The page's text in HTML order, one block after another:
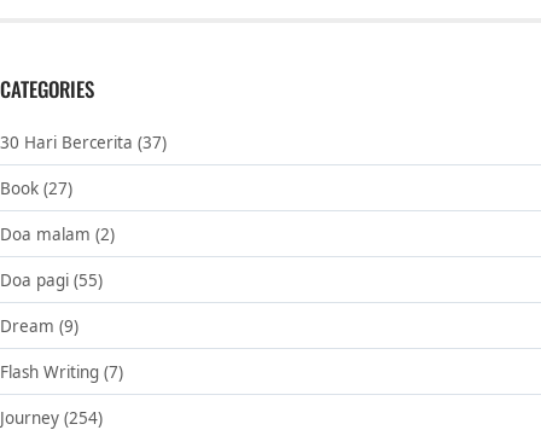
CATEGORIES
30 Hari Bercerita (37)
Book (27)
Doa malam (2)
Doa pagi (55)
Dream (9)
Flash Writing (7)
Journey (254)